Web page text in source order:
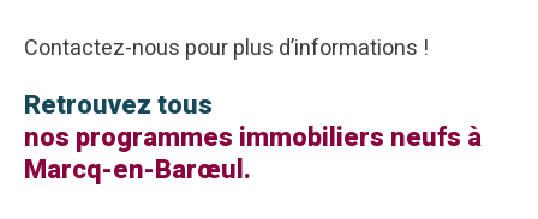
Contactez-nous pour plus d’informations !
Retrouvez tous
nos programmes immobiliers neufs à
Marcq-en-Barœul.